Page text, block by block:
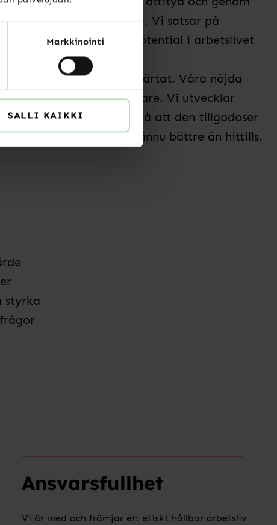
Markkinointi
SALLI KAIKKI
mer humant arbetsliv. Vi satsar på
och mångsysslarnas potential i arbetslivet
ligger oss varmt om hjärtat. Våra nöjda
ett medlemskap allt oftare. Vi utvecklar
servicestig så att den tillgodoser
arbetslivet ännu bättre än hittills.
styrka
Ansvarsfullhet
Vi är med och främjar ett etiskt hållbar arbetsliv